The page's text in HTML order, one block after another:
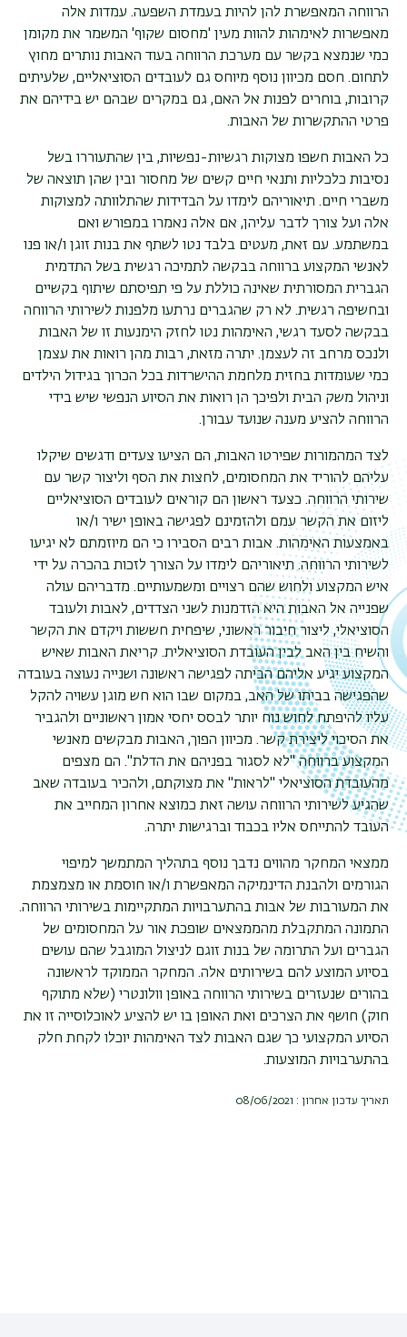
הרווחה המאפשרת להן להיות בעמדת השפעה. עמדות אלה
מאפשרות לאימהות להוות מעין 'מחסום שקוף' המשמר את מקומן
כמי שנמצא בקשר עם מערכת הרווחה בעוד האבות נותרים מחוץ
לתחום. חסם מכיוון נוסף מיוחס גם לעובדים הסוציאליים, שלעיתים
קרובות, בוחרים לפנות אל האם, גם במקרים שבהם יש בידיהם את
פרטי ההתקשרות של האבות.
כל האבות חשפו מצוקות רגשיות-נפשיות, בין שהתעוררו בשל
נסיבות כלכליות ותנאי חיים קשים של מחסור ובין שהן תוצאה של
משברי חיים. תיאוריהם לימדו על הבדידות שהתלוותה למצוקות
אלה ועל צורך לדבר עליהן, אם אלה נאמרו במפורש ואם
במשתמע. עם זאת, מעטים בלבד נטו לשתף את בנות זוגן ו/או פנו
לאנשי המקצוע ברווחה בבקשה לתמיכה רגשית בשל התדמית
הגברית המסורתית שאינה כוללת על פי תפיסתם שיתוף בקשיים
ובחשיפה רגשית. לא רק שהגברים נרתעו מלפנות לשירותי הרווחה
בבקשה לסעד רגשי, האימהות נטו לחזק הימנעות זו של האבות
ולנכס מרחב זה לעצמן. יתרה מזאת, רבות מהן רואות את עצמן
כמי שעומדות בחזית מלחמת ההישרדות בכל הכרוך בגידול הילדים
וניהול משק הבית ולפיכך הן רואות את הסיוע הנפשי שיש בידי
הרווחה להציע מענה שנועד עבורן.
לצד המהמורות שפירטו האבות, הם הציעו צעדים ודגשים שיקלו
עליהם להוריד את המחסומים, לחצות את הסף וליצור קשר עם
שירותי הרווחה. כצעד ראשון הם קוראים לעובדים הסוציאליים
ליזום את הקשר עמם ולהזמינם לפגישה באופן ישיר ו/או
באמצעות האימהות. אבות רבים הסבירו כי הם מיוזמתם לא יגיעו
לשירותי הרווחה. תיאוריהם לימדו על הצורך לזכות בהכרה על ידי
איש המקצוע ולחוש שהם רצויים ומשמעותיים. מדבריהם עולה
שפנייה אל האבות היא הזדמנות לשני הצדדים, לאבות ולעובד
הסוציאלי, ליצור חיבור ראשוני, שיפחית חששות ויקדם את הקשר
והשיח בין האב לבין העובדת הסוציאלית. קריאת האבות שאיש
המקצוע יגיע אליהם הביתה לפגישה ראשונה ושנייה נעוצה בעובדה
שהפגישה בביתו של האב, במקום שבו הוא חש מוגן עשויה להקל
עליו להיפתח לחוש נוח יותר לבסס יחסי אמון ראשוניים ולהגביר
את הסיכוי ליצירת קשר. מכיוון הפוך, האבות מבקשים מאנשי
המקצוע ברווחה "לא לסגור בפניהם את הדלת". הם מצפים
מהעובדת הסוציאלי "לראות" את מצוקתם, ולהכיר בעובדה שאב
שהגיע לשירותי הרווחה עושה זאת כמוצא אחרון המחייב את
העובד להתייחס אליו בכבוד וברגישות יתרה.
ממצאי המחקר מהווים נדבך נוסף בתהליך המתמשך למיפוי
הגורמים ולהבנת הדינמיקה המאפשרת ו/או חוסמת או מצמצמת
את המעורבות של אבות בהתערבויות המתקיימות בשירותי הרווחה.
התמונה המתקבלת מהממצאים שופכת אור על המחסומים של
הגברים ועל התרומה של בנות זוגם לניצול המוגבל שהם עושים
בסיוע המוצע להם בשירותים אלה. המחקר הממוקד לראשונה
בהורים שנעזרים בשירותי הרווחה באופן וולונטרי (שלא מתוקף
חוק) חושף את הצרכים ואת האופן בו יש להציע לאוכלוסייה זו את
הסיוע המקצועי כך שגם האבות לצד האימהות יוכלו לקחת חלק
בהתערבויות המוצעות.
תאריך עדכון אחרון : 08/06/2021